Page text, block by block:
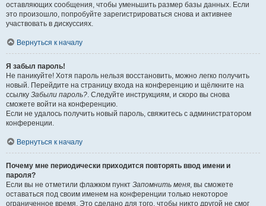
оставляющих сообщения, чтобы уменьшить размер базы данных. Если
это произошло, попробуйте зарегистрироваться снова и активнее
участвовать в дискуссиях.
Вернуться к началу
Я забыл пароль!
Не паникуйте! Хотя пароль нельзя восстановить, можно легко получить
новый. Перейдите на страницу входа на конференцию и щёлкните на
ссылку Забыли пароль?. Следуйте инструкциям, и скоро вы снова
сможете войти на конференцию.
Если не удалось получить новый пароль, свяжитесь с администратором
конференции.
Вернуться к началу
Почему мне периодически приходится повторять ввод имени и
пароля?
Если вы не отметили флажком пункт Запомнить меня, вы сможете
оставаться под своим именем на конференции только некоторое
ограниченное время. Это сделано для того, чтобы никто другой не смог